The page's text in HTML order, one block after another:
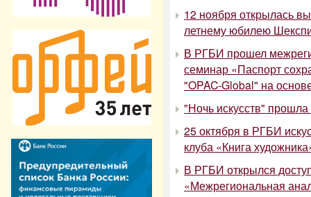
12 ноября открылась
летнему юбилею
В РГБИ прошел
семинар «Паспорт
"OPAC-Global" на
"Ночь искусств"
25 октября в РГБИ
клуба «Книга
В РГБИ открылся
«Межрегиональная